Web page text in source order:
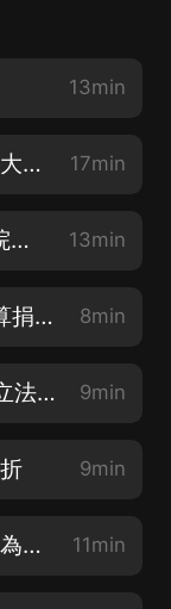
13min
為鄉村足球少年，搭一座通往更大世界的橋 17min
黃仁勳7500萬美元捐建藝術學院：技術精英的一次自我提醒 13min
2036年，全球最富有的男人打算捐掉一萬億美元 8min
開盒、造謠、AI換臉……反網暴立法劍指算法作惡 9min
9min
災害來臨時，騰訊、伊利等企業為何能夠快速響應？ 11min